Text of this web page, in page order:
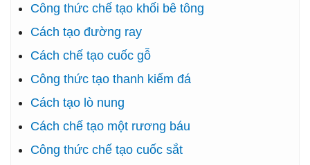
Công thức chế tạo khối bê tông
Cách tạo đường ray
Cách chế tạo cuốc gỗ
Công thức tạo thanh kiếm đá
Cách tạo lò nung
Cách chế tạo một rương báu
Công thức chế tạo cuốc sắt